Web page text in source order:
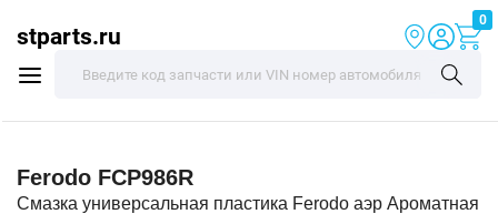
stparts.ru
0
Ferodo FCP986R
Смазка универсальная пластика Ferodo аэр Ароматная